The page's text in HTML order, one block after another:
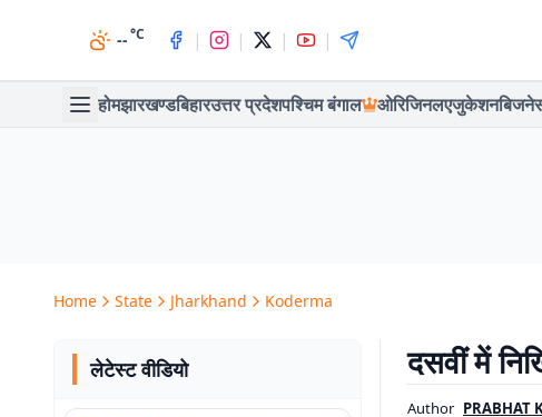
--°C | | | |
होमझारखण्डबिहारउत्तर प्रदेशपश्चिम बंगाल ओरिजिनलएजुकेशन
Home State Jharkhand Koderma
लेटेस्ट वीडियो दसवीं में
Author PRABHAT